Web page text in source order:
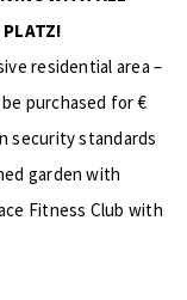
PLATZ!
residential area –
purchased for €
security standards
garden with
Fitness Club with